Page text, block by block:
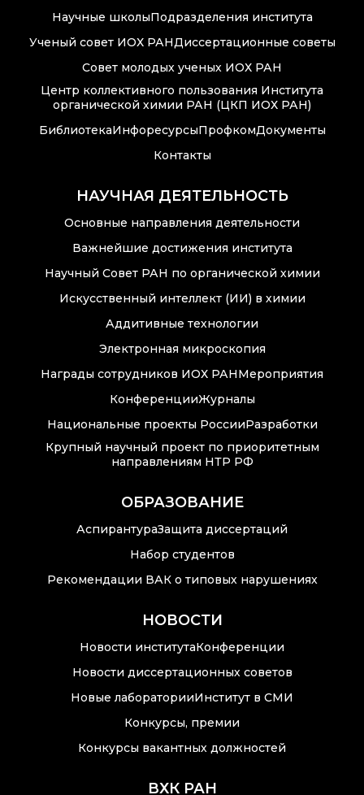
Рекомендации ВАК
о типовых
нарушениях
Новости института
диссертационных
Новые лаборатории
Институт в СМИ
Конкурсы, премии
должностей
История ВХК РАН
Достижения
Внутренний сайт
ЯМР-центр ИОХ РАН
Научные школыПодразделения института
Ученый совет ИОХ РАНДиссертационные советы
Совет молодых ученых ИОХ РАН
Центр коллективного пользования Института
органической химии РАН (ЦКП ИОХ РАН)
БиблиотекаИнфоресурсыПрофкомДокументы
Контакты
НАУЧНАЯ ДЕЯТЕЛЬНОСТЬ
Основные направления деятельности
Важнейшие достижения института
Научный Совет РАН по органической химии
Искусственный интеллект (ИИ) в химии
Аддитивные технологии
Электронная микроскопия
Награды сотрудников ИОХ РАНМероприятия
КонференцииЖурналы
Национальные проекты РоссииРазработки
Крупный научный проект по приоритетным
направлениям НТР РФ
ОБРАЗОВАНИЕ
АспирантураЗащита диссертаций
Набор студентов
Рекомендации ВАК о типовых нарушениях
НОВОСТИ
Новости институтаКонференции
Новости диссертационных советов
Новые лабораторииИнститут в СМИ
Конкурсы, премии
Конкурсы вакантных должностей
ВХК РАН